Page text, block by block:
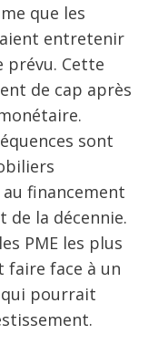
que les
entretenir
prévu. Cette
de cap après
sont
financement
de la décennie.
PME les plus
faire face à un
pourrait